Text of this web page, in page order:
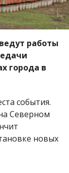
перешли
с этим
с
4